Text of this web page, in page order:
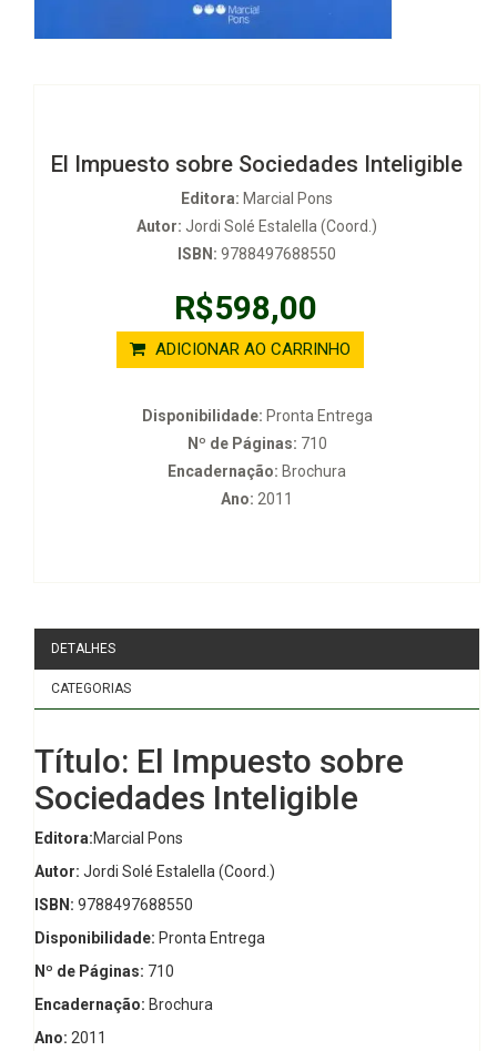
El Impuesto sobre Sociedades Inteligible
Editora: Marcial Pons
Autor: Jordi Solé Estalella (Coord.)
ISBN: 9788497688550
R$598,00
ADICIONAR AO CARRINHO
Disponibilidade: Pronta Entrega
Nº de Páginas: 710
Encadernação: Brochura
Ano: 2011
DETALHES
CATEGORIAS
Título: El Impuesto sobre
Sociedades Inteligible
Editora:Marcial Pons
Autor: Jordi Solé Estalella (Coord.)
ISBN: 9788497688550
Disponibilidade: Pronta Entrega
Nº de Páginas: 710
Encadernação: Brochura
Ano: 2011